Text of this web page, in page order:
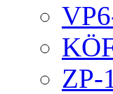
ZP-